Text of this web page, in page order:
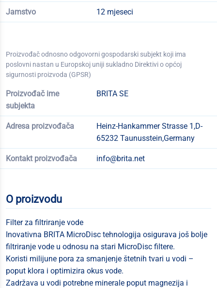
Jamstvo 12 mjeseci
Proizvođač odnosno odgovorni gospodarski subjekt koji ima
poslovni nastan u Europskoj uniji sukladno Direktivi o općoj
sigurnosti proizvoda (GPSR)
Proizvođač ime
subjekta
BRITA SE
Adresa proizvođača
Heinz-Hankammer Strasse 1,D-
65232 Taunusstein,Germany
Kontakt proizvođača info@brita.net
O proizvodu
Filter za filtriranje vode
Inovativna BRITA MicroDisc tehnologija osigurava još bolje
filtriranje vode u odnosu na stari MicroDisc filtere.
Koristi milijune pora za smanjenje štetnih tvari u vodi –
poput klora i optimizira okus vode.
Zadržava u vodi potrebne minerale poput magnezija i